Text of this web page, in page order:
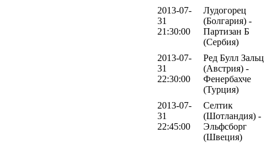
2013-07-
31
21:30:00
Лудогорец
(Болгария) -
Партизан Б
(Сербия)
2013-07-
31
22:30:00
Ред Булл
(Австрия) -
Фенербахче
(Турция)
2013-07-
31
22:45:00
Селтик
(Шотландия) -
Эльфсборг
(Швеция)